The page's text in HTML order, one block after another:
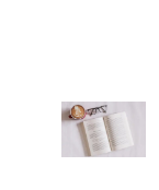
ADD TO
BASKET
/